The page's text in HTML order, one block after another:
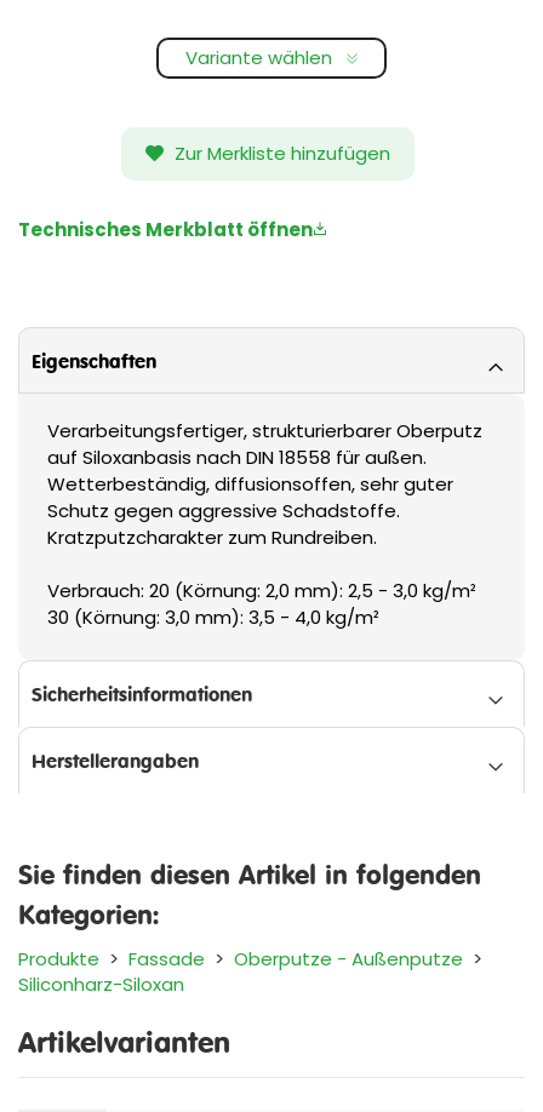
Variante wählen
Zur Merkliste hinzufügen
Technisches Merkblatt öffnen
Eigenschaften
Verarbeitungsfertiger, strukturierbarer Oberputz
auf Siloxanbasis nach DIN 18558 für außen.
Wetterbeständig, diffusionsoffen, sehr guter
Schutz gegen aggressive Schadstoffe.
Kratzputzcharakter zum Rundreiben.
Verbrauch: 20 (Körnung: 2,0 mm): 2,5 - 3,0 kg/m²
30 (Körnung: 3,0 mm): 3,5 - 4,0 kg/m²
Sicherheitsinformationen
Herstellerangaben
Sie finden diesen Artikel in folgenden
Kategorien:
Produkte > Fassade > Oberputze - Außenputze >
Siliconharz-Siloxan
Artikelvarianten